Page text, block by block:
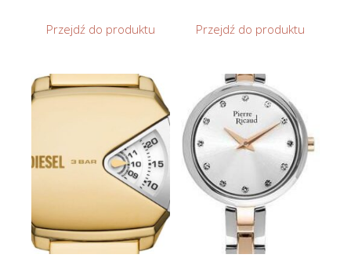
Przejdź do produktu Przejdź do produktu